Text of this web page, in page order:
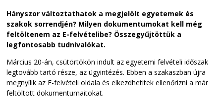
Hányszor változtathatok a megjelölt egyetemek és
szakok sorrendjén? Milyen dokumentumokat kell még
feltöltenem az E-felvételibe? Összegyűjtöttük a
legfontosabb tudnivalókat.
Március 20-án, csütörtökön indult az egyetemi felvételi időszak
legtovább tartó része, az ügyintézés. Ebben a szakaszban újra
megnyílik az E-felvételi oldala és elkezdhetitek ellenőrizni a már
feltöltött dokumentumaitokat.